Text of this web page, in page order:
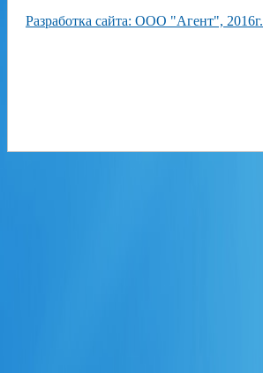
Разработка сайта: ООО "Агент", 2016г.